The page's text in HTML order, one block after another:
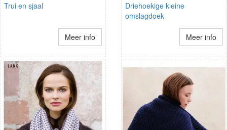
Trui en sjaal
Meer info
Driehoekige kleine
omslagdoek
Meer info